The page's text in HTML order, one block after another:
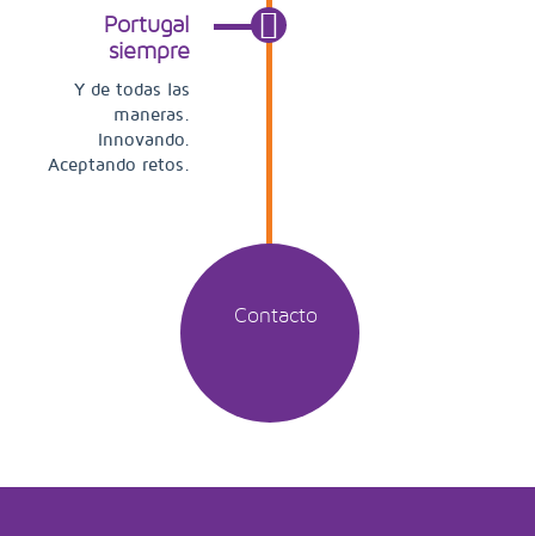
Portugal
siempre
Y de todas las
maneras.
Innovando.
Aceptando retos.
Contacto